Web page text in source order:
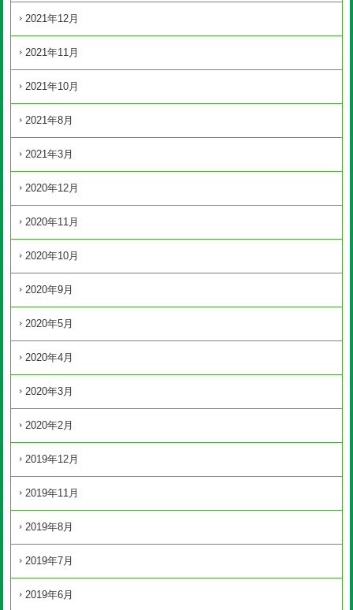
2021年12月
2021年11月
2021年10月
2021年8月
2021年3月
2020年12月
2020年11月
2020年10月
2020年9月
2020年5月
2020年4月
2020年3月
2020年2月
2019年12月
2019年11月
2019年8月
2019年7月
2019年6月